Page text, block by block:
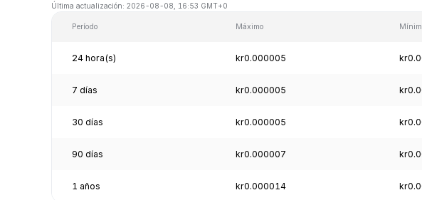
Última actualización: 2026-08-08, 16:53 GMT+0
Período Máximo
24 hora(s) kr0.000005
7 días kr0.000005
30 días kr0.000005
90 días kr0.000007
1 años kr0.000014